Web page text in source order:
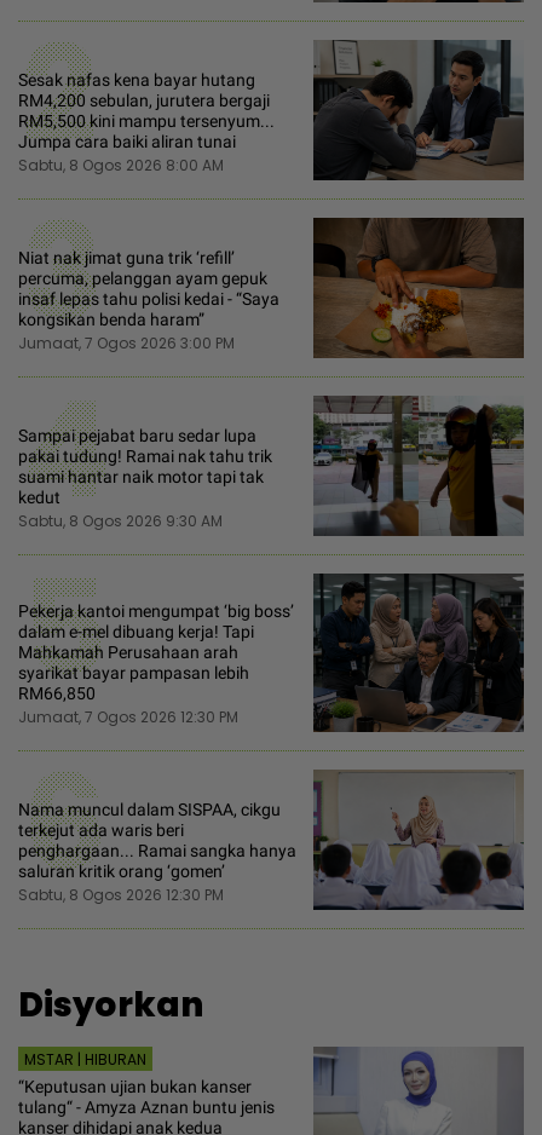
2
Sesak nafas kena bayar hutang
RM4,200 sebulan, jurutera bergaji
RM5,500 kini mampu tersenyum...
Jumpa cara baiki aliran tunai
Sabtu, 8 Ogos 2026 8:00 AM
3
Niat nak jimat guna trik ‘refill’
percuma, pelanggan ayam gepuk
insaf lepas tahu polisi kedai - “Saya
kongsikan benda haram”
Jumaat, 7 Ogos 2026 3:00 PM
4
Sampai pejabat baru sedar lupa
pakai tudung! Ramai nak tahu trik
suami hantar naik motor tapi tak
kedut
Sabtu, 8 Ogos 2026 9:30 AM
5
Pekerja kantoi mengumpat ‘big boss’
dalam e-mel dibuang kerja! Tapi
Mahkamah Perusahaan arah
syarikat bayar pampasan lebih
RM66,850
Jumaat, 7 Ogos 2026 12:30 PM
6
Nama muncul dalam SISPAA, cikgu
terkejut ada waris beri
penghargaan... Ramai sangka hanya
saluran kritik orang ‘gomen’
Sabtu, 8 Ogos 2026 12:30 PM
Disyorkan
MSTAR | HIBURAN
“Keputusan ujian bukan kanser
tulang“ - Amyza Aznan buntu jenis
kanser dihidapi anak kedua